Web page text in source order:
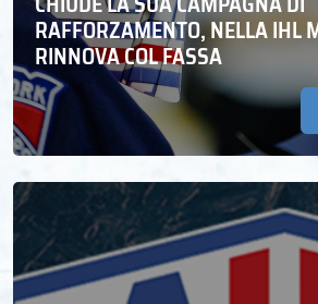
RAFFORZAMENTO, NELLA IHL
RINNOVA COL FASSA